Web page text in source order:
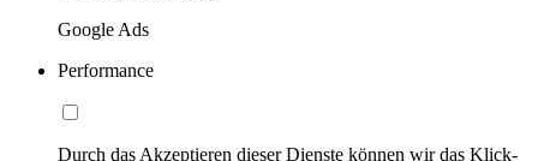
Google Ads
Performance
Durch das Akzeptieren dieser Dienste können wir das Klick-